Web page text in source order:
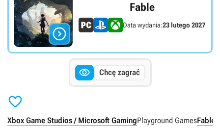

Fable
Data wydania:23 lutego 2027
 Chcę zagrać

Xbox Game Studios / Microsoft GamingPlayground GamesFable